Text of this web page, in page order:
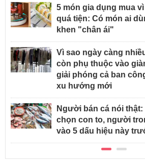
5 món gia dụng mua
quá tiện: Có món ai
khen "chân ái"
Vì sao ngày càng
còn phụ thuộc vào
giải phóng cả ban
xu hướng mới
Người bán cá nói
chọn con to, người
vào 5 dấu hiệu này